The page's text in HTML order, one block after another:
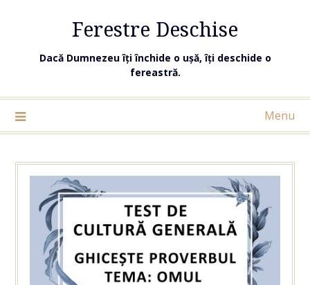
Ferestre Deschise
Dacă Dumnezeu îți închide o ușă, îți deschide o
fereastră.
Menu